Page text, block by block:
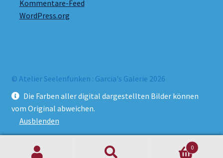
Kommentare-Feed
WordPress.org
© Atelier Seelenfunken : Garcia's Galerie 2026
0
Die Farben aller digital dargestellten Bilder können
vom Original abweichen.
Ausblenden